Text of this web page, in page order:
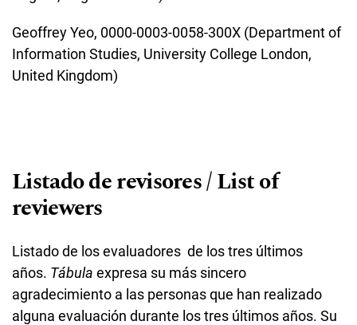
Geoffrey Yeo, 0000-0003-0058-300X (Department of
Information Studies, University College London,
United Kingdom)
Listado de revisores / List of
reviewers
Listado de los evaluadores de los tres últimos
años. Tábula expresa su más sincero
agradecimiento a las personas que han realizado
alguna evaluación durante los tres últimos años. Su